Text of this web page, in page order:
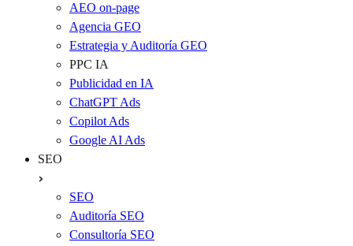
AEO on-page
Agencia GEO
Estrategia y Auditoría GEO
PPC IA
Publicidad en IA
ChatGPT Ads
Copilot Ads
Google AI Ads
SEO
SEO
Auditoría SEO
Consultoría SEO